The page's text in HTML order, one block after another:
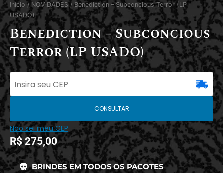
Início /NOVIDADES/ Benediction – Subconcious Terror (LP
USADO)
Benediction – Subconcious
Terror (LP USADO)
CONSULTAR
Não sei meu CEP
R$275,00
BRINDES EM TODOS OS PACOTES